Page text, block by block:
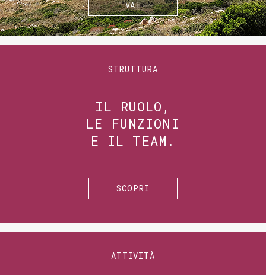
VAI
STRUTTURA
IL RUOLO,
LE FUNZIONI
E IL TEAM.
SCOPRI
ATTIVITÀ